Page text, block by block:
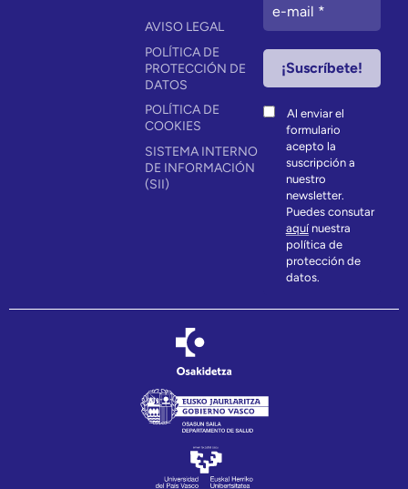
AVISO LEGAL
POLÍTICA DE
PROTECCIÓN DE
DATOS
POLÍTICA DE
COOKIES
SISTEMA INTERNO
DE INFORMACIÓN
(SII)
Al enviar el
formulario
acepto la
suscripción a
nuestro
newsletter.
Puedes consutar
aquínuestra
política de
protección de
datos.